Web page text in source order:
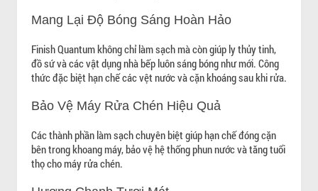
Mang Lại Độ Bóng Sáng Hoàn Hảo
Finish Quantum không chỉ làm sạch mà còn giúp ly thủy tinh,
đồ sứ và các vật dụng nhà bếp luôn sáng bóng như mới. Công
thức đặc biệt hạn chế các vệt nước và cặn khoáng sau khi rửa.
Bảo Vệ Máy Rửa Chén Hiệu Quả
Các thành phần làm sạch chuyên biệt giúp hạn chế đóng cặn
bên trong khoang máy, bảo vệ hệ thống phun nước và tăng tuổi
thọ cho máy rửa chén.